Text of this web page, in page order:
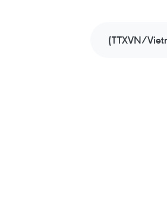
(TTXVN/